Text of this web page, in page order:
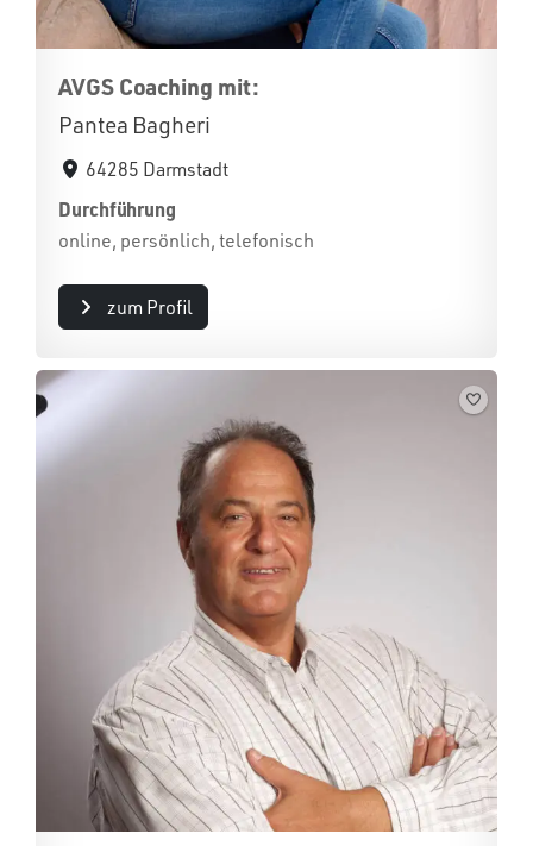
AVGS Coaching mit:
Pantea Bagheri
64285 Darmstadt
Durchführung
online, persönlich, telefonisch
zum Profil